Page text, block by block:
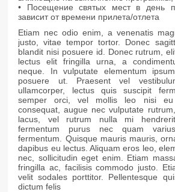
• Посещение святых мест в день
зависит от времени прилета/отлета
Etiam nec odio enim, a venenatis
justo, vitae tempor tortor. Donec
blandit nisi posuere id. Donec rutrum,
lectus elit fringilla urna, a
neque. In vulputate elementum
posuere ut. Praesent vel
ullamcorper, lectus quis suscipit
semper orci, vel mollis leo nisi eu
consequat, augue nec vulputate
lacus, vel rutrum nulla mi
fermentum purus nec quam
fermentum. Quisque mauris mauris,
dapibus eu lectus. Aliquam eros leo,
nec, sollicitudin eget enim. Etiam
fringilla ac, facilisis commodo justo.
velit sodales porttitor. Pellentesque
dictum felis